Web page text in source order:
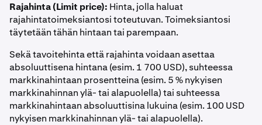
Rajahinta (Limit price): Hinta, jolla haluat
rajahintatoimeksiantosi toteutuvan. Toimeksiantosi
täytetään tähän hintaan tai parempaan.
Sekä tavoitehinta että rajahinta voidaan asettaa
absoluuttisena hintana (esim. 1 700 USD), suhteessa
markkinahintaan prosentteina (esim. 5 % nykyisen
markkinahinnan ylä- tai alapuolella) tai suhteessa
markkinahintaan absoluuttisina lukuina (esim. 100 USD
nykyisen markkinahinnan ylä- tai alapuolella).